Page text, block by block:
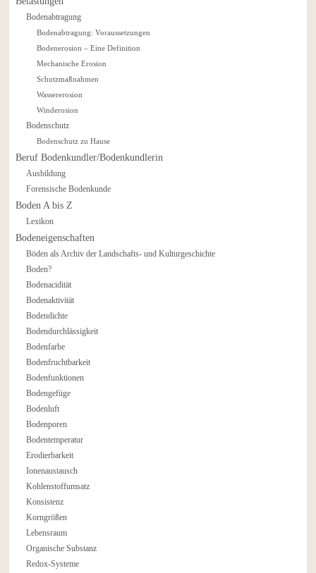
Bodenabtragung
Bodenabtragung: Voraussetzungen
Bodenerosion – Eine Definition
Mechanische Erosion
Schutzmaßnahmen
Wassererosion
Winderosion
Bodenschutz
Bodenschutz zu Hause
Beruf Bodenkundler/Bodenkundlerin
Ausbildung
Forensische Bodenkunde
Boden A bis Z
Lexikon
Bodeneigenschaften
Böden als Archiv der Landschafts- und Kulturgeschichte
Boden?
Bodenacidität
Bodenaktivität
Bodendichte
Bodendurchlässigkeit
Bodenfarbe
Bodenfruchtbarkeit
Bodenfunktionen
Bodengefüge
Bodenluft
Bodenporen
Bodentemperatur
Erodierbarkeit
Ionenaustausch
Kohlenstoffumsatz
Konsistenz
Korngrößen
Lebensraum
Organische Substanz
Redox-Systeme